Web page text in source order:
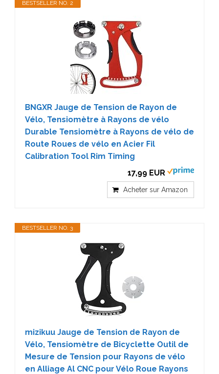
BESTSELLER NO. 2
BNGXR Jauge de Tension de Rayon de
Vélo, Tensiomètre à Rayons de vélo
Durable Tensiomètre à Rayons de vélo de
Route Roues de vélo en Acier Fil
Calibration Tool Rim Timing
17,99 EUR
Acheter sur Amazon
BESTSELLER NO. 3
mizikuu Jauge de Tension de Rayon de
Vélo, Tensiomètre de Bicyclette Outil de
Mesure de Tension pour Rayons de vélo
en Alliage Al CNC pour Vélo Roue Rayons